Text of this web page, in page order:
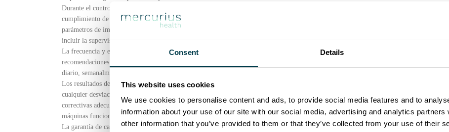
Consent Details
This website uses cookies
We use cookies to personalise content and ads, to provide social media features and to
information about your use of our site with our social media, advertising and analytics partners
other information that you’ve provided to them or that they’ve collected from your use of their
Durante el control de calidad de la máquina, se evalúan diversos aspectos del equipo médico para garantizar su funcionalidad y el
cumplimiento de las normas. Esto incluye verificar la precisión de la energía y la intensidad del haz de radiación, evaluar los
parámetros de imagen y probar los sistemas mecánicos y eléctricos de las máquinas. Además, los controles de calidad pueden
incluir la supervisión y el análisis de la estabilidad de la máquina, la resolución de las imágenes y el rendimiento general.
La frecuencia y el alcance de las pruebas de garantía de calidad de las máquinas dependen de los requisitos normativos, las
recomendaciones del fabricante y las políticas institucionales. Las pruebas rutinarias de garantía de calidad suelen realizarse a
diario, semanalmente, mensualmente o anualmente, con evaluaciones más exhaustivas realizadas a intervalos regulares.
Los resultados de las pruebas de control de calidad de las máquinas se documentan y revisan cuidadosamente para identificar
cualquier desviación del rendimiento esperado o posibles problemas. Si se detectan desviaciones, se toman las medidas
correctivas adecuadas, como recalibrado, reparaciones o sustitución de componentes defectuosos, para garantizar que las
máquinas funcionan de forma óptima y cumplen las normas exigidas.
La garantía de calidad de las máquinas desempeña un papel crucial en el mantenimiento de la seguridad de los pacientes, la